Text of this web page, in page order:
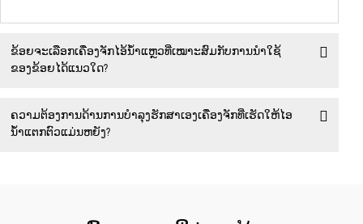
ຂ້ອຍຈະເລືອກເຄື່ອງຈັກໄອ້ນ້ຳແຫຼວທີ່ເໝາະສົມກັບການນຳໃຊ້
ຂອງຂ້ອຍໄດ້ແນວໃດ?
ຄວາມຕ້ອງການດ້ານການບຳລຸງຮັກສາເອງເຄື່ອງຈັກທີ່ເຮັດໃຫ້ໄອ
ນ້ຳແຕກຕົວແມ່ນຫຍັງ?